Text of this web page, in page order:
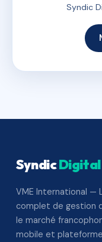
Syndic
SyndicDigital
VME International —
complet de gestion
le marché
mobile et plateforme